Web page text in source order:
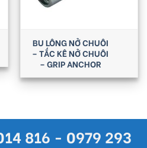
BU LÔNG NỞ CHUÔI
– TẮC KÊ NỞ CHUÔI
– GRIP ANCHOR
816 - 0979 293